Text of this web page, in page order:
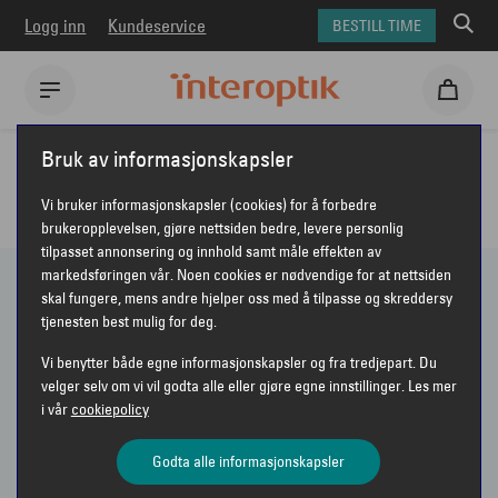
Logg inn Kundeservice BESTILL TIME
Interoptik Solbriller Solbriller for dame
SOLBRILLER TIL DAME
269 PRODUKTER
Vis bare nyheter
Sorter etter Anbefalt
VIS FILTER
Bruk av informasjonskapsler
Vi bruker informasjonskapsler (cookies) for å forbedre
brukeropplevelsen, gjøre nettsiden bedre, levere personlig
tilpasset annonsering og innhold samt måle effekten av
markedsføringen vår. Noen cookies er nødvendige for at nettsiden
skal fungere, mens andre hjelper oss med å tilpasse og skreddersy
tjenesten best mulig for deg.
Vi benytter både egne informasjonskapsler og fra tredjepart. Du
velger selv om vi vil godta alle eller gjøre egne innstillinger. Les mer
i vår cookiepolicy
Godta alle informasjonskapsler